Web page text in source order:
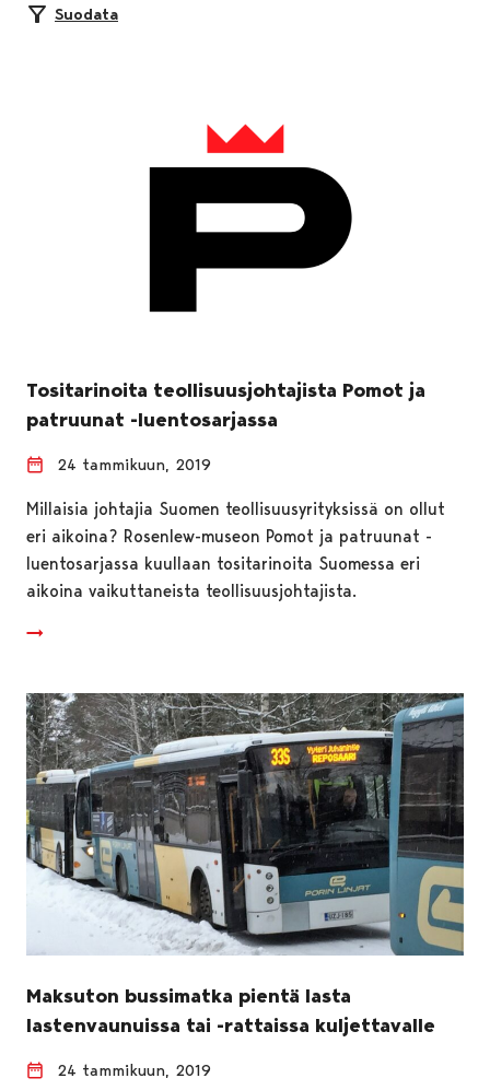
Suodata
Tositarinoita teollisuusjohtajista Pomot ja
patruunat -luentosarjassa
24 tammikuun, 2019
Millaisia johtajia Suomen teollisuusyrityksissä on ollut
eri aikoina? Rosenlew-museon Pomot ja patruunat -
luentosarjassa kuullaan tositarinoita Suomessa eri
aikoina vaikuttaneista teollisuusjohtajista.
Maksuton bussimatka pientä lasta
lastenvaunuissa tai -rattaissa kuljettavalle
24 tammikuun, 2019